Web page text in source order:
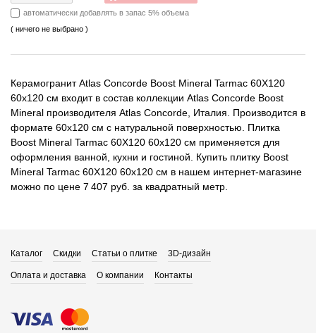
автоматически добавлять в запас 5% объема
( ничего не выбрано )
Керамогранит Atlas Concorde Boost Mineral Tarmac 60X120
60x120 см входит в состав коллекции Atlas Concorde Boost
Mineral производителя Atlas Concorde, Италия. Производится в
формате 60x120 см с натуральной поверхностью. Плитка
Boost Mineral Tarmac 60X120 60x120 см применяется для
оформления ванной, кухни и гостиной. Купить плитку Boost
Mineral Tarmac 60X120 60x120 см в нашем интернет-магазине
можно по цене 7 407 руб. за квадратный метр.
Каталог Скидки Статьи о плитке 3D-дизайн
Оплата и доставка О компании Контакты